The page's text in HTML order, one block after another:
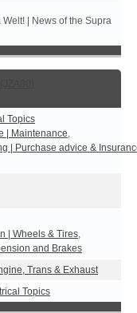
| News of the Supra
Topics
| Maintenance,
| Purchase advice &
| Wheels & Tires,
and Brakes
Trans & Exhaust
Topics